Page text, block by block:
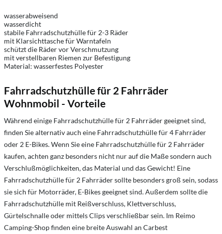
wasserabweisend
wasserdicht
stabile Fahrradschutzhülle für 2-3 Räder
mit Klarsichttasche für Warntafeln
schützt die Räder vor Verschmutzung
mit verstellbaren Riemen zur Befestigung
Material: wasserfestes Polyester
Fahrradschutzhülle für 2 Fahrräder
Wohnmobil - Vorteile
Während einige Fahrradschutzhülle für 2 Fahrräder geeignet sind,
finden Sie alternativ auch eine Fahrradschutzhülle für 4 Fahrräder
oder 2 E-Bikes. Wenn Sie eine Fahrradschutzhülle für 2 Fahrräder
kaufen, achten ganz besonders nicht nur auf die Maße sondern auch
Verschlußmöglichkeiten, das Material und das Gewicht! Eine
Fahrradschutzhülle für 2 Fahrräder sollte besonders groß sein, sodass
sie sich für Motorräder, E-Bikes geeignet sind. Außerdem sollte die
Fahrradschutzhülle mit Reißverschluss, Klettverschluss,
Gürtelschnalle oder mittels Clips verschließbar sein. Im Reimo
Camping-Shop finden eine breite Auswahl an Carbest